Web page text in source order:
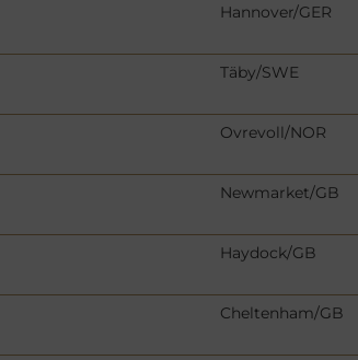
Hannover/GER
Täby/SWE
Ovrevoll/NOR
Newmarket/GB
Haydock/GB
Cheltenham/GB